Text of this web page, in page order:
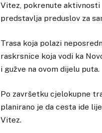
Vitez, pokrenute aktivnosti
predstavlja preduslov za
Trasa koja polazi
raskrsnice koja vodi ka
i gužve na ovom dijelu puta.
Po završetku cjelokupne
planirano je da cesta ide
Vitez.